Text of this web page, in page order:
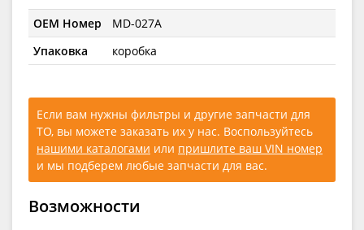
OEM Номер
MD-027A
Упаковка
коробка
Если вам нужны фильтры и другие запчасти для
ТО, вы можете заказать их у нас. Воспользуйтесь
нашими каталогами или пришлите ваш VIN номер
и мы подберем любые запчасти для вас.
Возможности